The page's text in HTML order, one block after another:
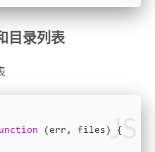
目录列表
JS
( err, files ) {